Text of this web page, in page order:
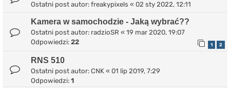
Ostatni post autor: freakypixels « 02 sty 2022, 12:11
Kamera w samochodzie - Jaką wybrać??
Ostatni post autor: radzioSR « 19 mar 2020, 19:07
Odpowiedzi: 22 1 2
RNS 510
Ostatni post autor: CNK « 01 lip 2019, 7:29
Odpowiedzi: 1